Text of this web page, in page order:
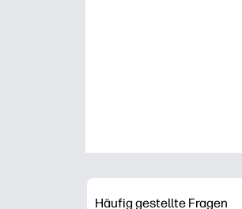
Häufig gestellte Fragen